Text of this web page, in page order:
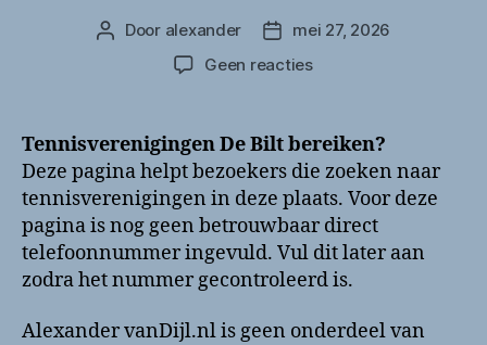
Berichtauteur
Door alexander Berichtdatum
mei 27, 2026
Geen reactiesop
Bilt
bellen?
Telefoonnummer
en
contactinformatie
Tennisverenigingen De Bilt bereiken?
Deze pagina helpt bezoekers die zoeken naar
tennisverenigingen in deze plaats. Voor deze
pagina is nog geen betrouwbaar direct
telefoonnummer ingevuld. Vul dit later aan
zodra het nummer gecontroleerd is.
Alexander vanDijl.nl is geen onderdeel van